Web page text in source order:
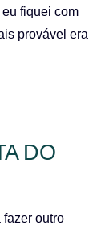
fiquei com
provável era
DO
fazer outro